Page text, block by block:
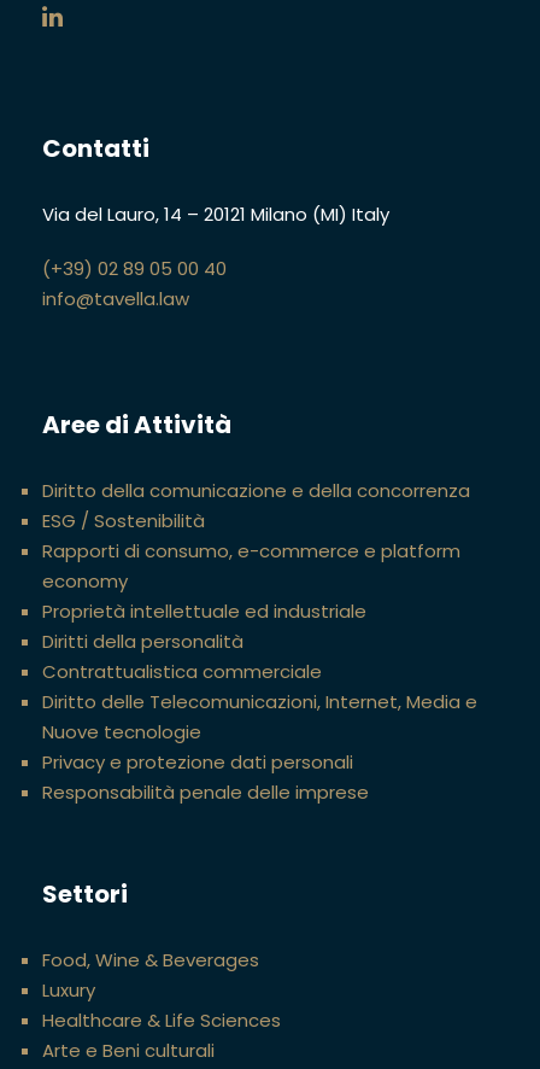
Contatti
Via del Lauro, 14 – 20121 Milano (MI) Italy
(+39) 02 89 05 00 40
info@tavella.law
Aree di Attività
Diritto della comunicazione e della concorrenza
ESG / Sostenibilità
Rapporti di consumo, e-commerce e platform
economy
Proprietà intellettuale ed industriale
Diritti della personalità
Contrattualistica commerciale
Diritto delle Telecomunicazioni, Internet, Media e
Nuove tecnologie
Privacy e protezione dati personali
Responsabilità penale delle imprese
Settori
Food, Wine & Beverages
Luxury
Healthcare & Life Sciences
Arte e Beni culturali